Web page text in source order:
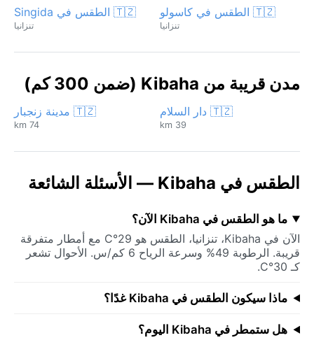
🇹🇿 الطقس في كاسولو
تنزانيا
🇹🇿 الطقس في Singida
تنزانيا
مدن قريبة من Kibaha (ضمن 300 كم)
🇹🇿 دار السلام
39 km
🇹🇿 مدينة زنجبار
74 km
الطقس في Kibaha — الأسئلة الشائعة
ما هو الطقس في Kibaha الآن؟
الآن في Kibaha، تنزانيا، الطقس هو 29°C مع أمطار متفرقة
قريبة. الرطوبة 49% وسرعة الرياح 6 كم/س. الأحوال تشعر
كـ 30°C.
ماذا سيكون الطقس في Kibaha غدًا؟
هل ستمطر في Kibaha اليوم؟